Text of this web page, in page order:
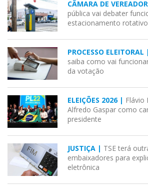
CÂMARA DE
pública vai debater
estacionamento
PROCESSO ELEITORAL |
saiba como vai
da votação
ELEIÇÕES 2026 | Flávio
Alfredo Gaspar como
presidente
JUSTIÇA | TSE terá
embaixadores para
eletrônica